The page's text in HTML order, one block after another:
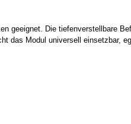
geeignet. Die tiefenverstellbare
das Modul universell einsetzbar,